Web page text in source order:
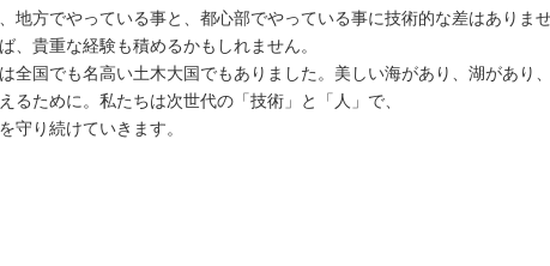
地方でやっている事と、都心部でやっている事に技術的な差はありま
、貴重な経験も積めるかもしれません。
全国でも名高い土木大国でもありました。美しい海があり、湖があり
るために。私たちは次世代の「技術」と「人」で、
守り続けていきます。